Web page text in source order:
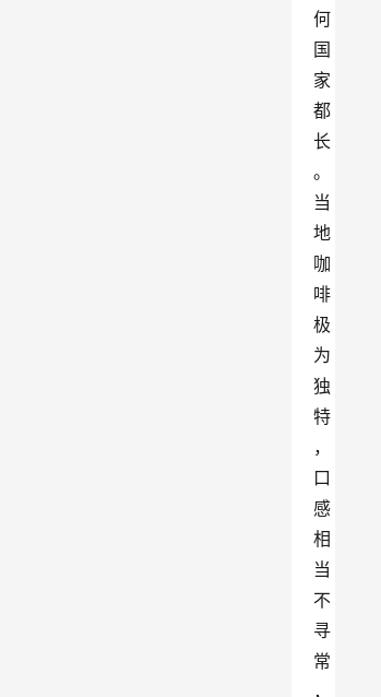
何
国
家
都
长
。
当
地
咖
啡
极
为
独
特
，
口
感
相
当
不
寻
常
，